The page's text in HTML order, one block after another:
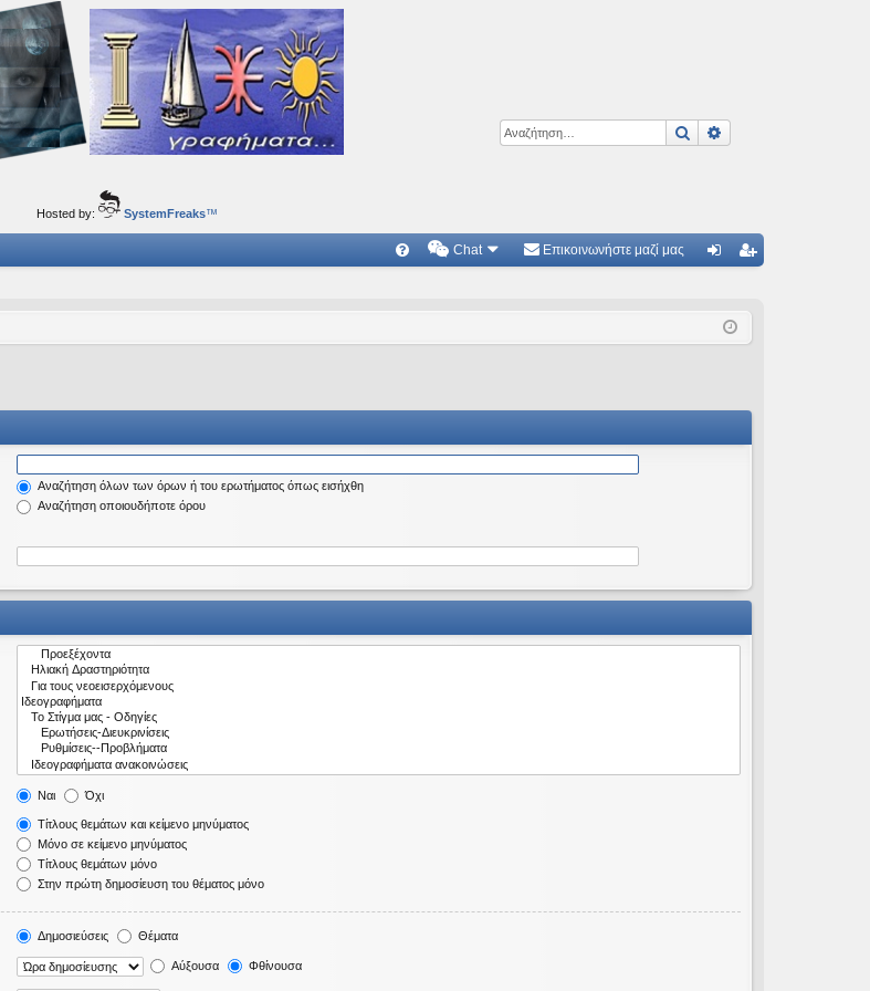
Αναζήτηση
Hosted by: SystemFreaks™
Γ
ήσ
Chat Επικοινωνήστε μαζί μας
ρα
Αναζήτηση όλων των όρων ή του ερωτήματος όπως εισήχθη
Αναζήτηση οποιουδήποτε όρου
Ναι Όχι
Τίτλους θεμάτων και κείμενο μηνύματος
Μόνο σε κείμενο μηνύματος
Τίτλους θεμάτων μόνο
Στην πρώτη δημοσίευση του θέματος μόνο
Δημοσιεύσεις Θέματα
Αύξουσα Φθίνουσα